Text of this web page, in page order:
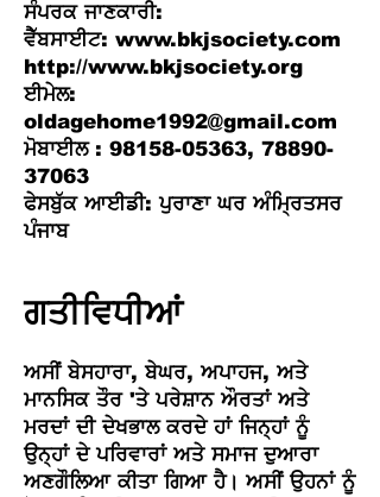
ਸੰਪਰਕ ਜਾਣਕਾਰੀ:
ਵੈੱਬਸਾਈਟ: www.bkjsociety.com
http://www.bkjsociety.org
ਈਮੇਲ:
oldagehome1992@gmail.com
ਮੋਬਾਈਲ : 98158-05363, 78890-
37063
ਫੇਸਬੁੱਕ ਆਈਡੀ: ਪੁਰਾਣਾ ਘਰ ਅੰਮ੍ਰਿਤਸਰ
ਪੰਜਾਬ
ਗਤੀਵਿਧੀਆਂ
ਅਸੀਂ ਬੇਸਹਾਰਾ, ਬੇਘਰ, ਅਪਾਹਜ, ਅਤੇ
ਮਾਨਸਿਕ ਤੌਰ 'ਤੇ ਪਰੇਸ਼ਾਨ ਔਰਤਾਂ ਅਤੇ
ਮਰਦਾਂ ਦੀ ਦੇਖਭਾਲ ਕਰਦੇ ਹਾਂ ਜਿਨ੍ਹਾਂ ਨੂੰ
ਉਨ੍ਹਾਂ ਦੇ ਪਰਿਵਾਰਾਂ ਅਤੇ ਸਮਾਜ ਦੁਆਰਾ
ਅਣਗੌਲਿਆ ਕੀਤਾ ਗਿਆ ਹੈ। ਅਸੀਂ ਉਹਨਾਂ ਨੂੰ